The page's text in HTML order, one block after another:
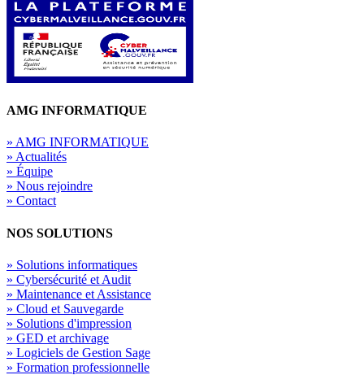
AMG INFORMATIQUE
» AMG INFORMATIQUE
» Actualités
» Équipe
» Nous rejoindre
» Contact
NOS SOLUTIONS
» Solutions informatiques
» Cybersécurité et Audit
» Maintenance et Assistance
» Cloud et Sauvegarde
» Solutions d'impression
» GED et archivage
» Logiciels de Gestion Sage
» Formation professionnelle